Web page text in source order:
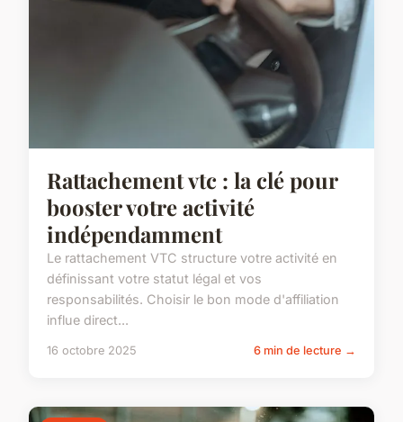
Rattachement vtc : la clé pour
booster votre activité
indépendamment
Le rattachement VTC structure votre activité en
définissant votre statut légal et vos
responsabilités. Choisir le bon mode d'affiliation
influe direct...
16 octobre 2025 6 min de lecture →